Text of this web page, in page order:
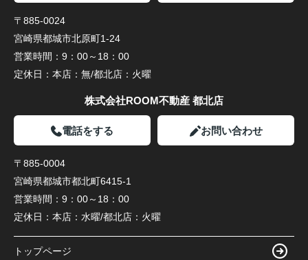
〒885-0024
宮崎県都城市北原町1-24
営業時間： 9：00～18：00
定休日： 本店：無/都北店：火曜
株式会社ROOM不動産 都北店
電話をする お問い合わせ
〒885-0004
宮崎県都城市都北町6415-1
営業時間： 9：00～18：00
定休日： 本店：水曜/都北店：火曜
トップページ